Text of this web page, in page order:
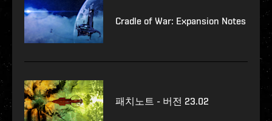
Cradle of War: Expansion Notes
패치노트 - 버전 23.02